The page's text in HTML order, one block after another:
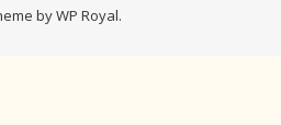
byWP Royal.